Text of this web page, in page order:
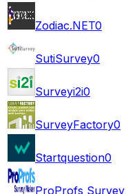
Zodiac.NET0
SutiSurvey0
Surveyi2i0
SurveyFactory0
Startquestion0
ProProfs